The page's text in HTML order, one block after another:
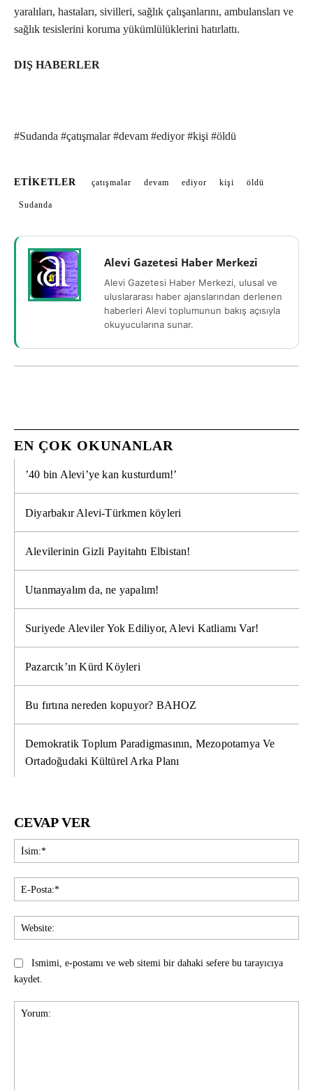
yaralıları, hastaları, sivilleri, sağlık çalışanlarını, ambulansları ve
sağlık tesislerini koruma yükümlülüklerini hatırlattı.
DIŞ HABERLER
#Sudanda #çatışmalar #devam #ediyor #kişi #öldü
ETIKETLER çatışmalar devam ediyor kişi öldü
Sudanda
Alevi Gazetesi Haber Merkezi
Alevi Gazetesi Haber Merkezi, ulusal ve
uluslararası haber ajanslarından derlenen
haberleri Alevi toplumunun bakış açısıyla
okuyucularına sunar.
EN ÇOK OKUNANLAR
’40 bin Alevi’ye kan kusturdum!’
Diyarbakır Alevi-Türkmen köyleri
Alevilerinin Gizli Payitahtı Elbistan!
Utanmayalım da, ne yapalım!
Suriyede Aleviler Yok Ediliyor, Alevi Katliamı Var!
Pazarcık’ın Kürd Köyleri
Bu fırtına nereden kopuyor? BAHOZ
Demokratik Toplum Paradigmasının, Mezopotamya Ve
Ortadoğudaki Kültürel Arka Planı
CEVAP VER
Ismimi, e-postamı ve web sitemi bir dahaki sefere bu tarayıcıya
kaydet.